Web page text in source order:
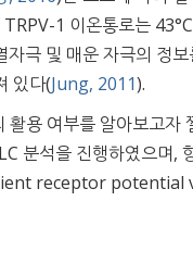
1 이온통로는
극 및 매운 자극의 정
있다(Jung, 2011).
용 여부를 알아보고자
분석을 진행하였으
receptor potential